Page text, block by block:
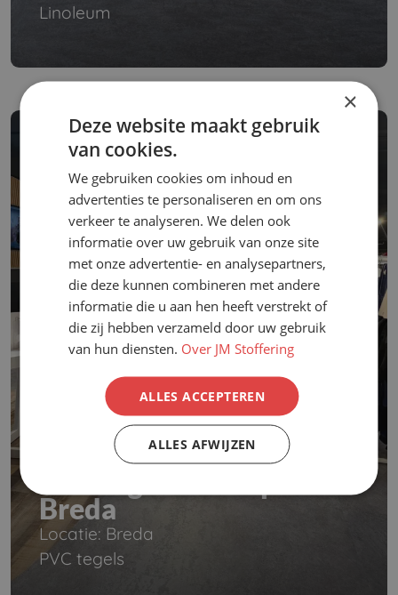
Linoleum
Breda
Locatie: Breda
PVC tegels
×
Deze website maakt gebruik
van cookies.
We gebruiken cookies om inhoud en
advertenties te personaliseren en om ons
verkeer te analyseren. We delen ook
informatie over uw gebruik van onze site
met onze advertentie- en analysepartners,
die deze kunnen combineren met andere
informatie die u aan hen heeft verstrekt of
die zij hebben verzameld door uw gebruik
van hun diensten. Over JM Stoffering
ALLES ACCEPTEREN
ALLES AFWIJZEN